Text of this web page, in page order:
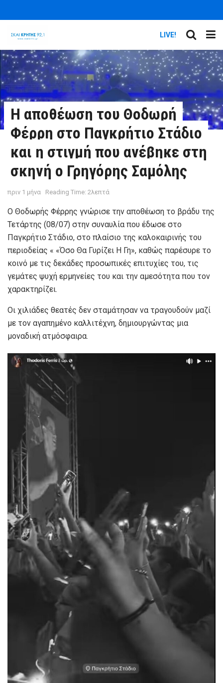
LIVE!
Η αποθέωση του Θοδωρή
Φέρρη στο Παγκρήτιο Στάδιο
και η στιγμή που ανέβηκε στη
σκηνή ο Γρηγόρης Σαμόλης
πριν 1 μήνα Reading Time: 2λεπτά
Ο Θοδωρής Φέρρης γνώρισε την αποθέωση το βράδυ της
Τετάρτης (08/07) στην συναυλία που έδωσε στο
Παγκρήτιο Στάδιο, στο πλαίσιο της καλοκαιρινής του
περιοδείας « «Όσο Θα Γυρίζει Η Γη», καθώς παρέσυρε το
κοινό με τις δεκάδες προσωπικές επιτυχίες του, τις
γεμάτες ψυχή ερμηνείες του και την αμεσότητα που τον
χαρακτηρίζει.
Οι χιλιάδες θεατές δεν σταμάτησαν να τραγουδούν μαζί
με τον αγαπημένο καλλιτέχνη, δημιουργώντας μια
μοναδική ατμόσφαιρα.